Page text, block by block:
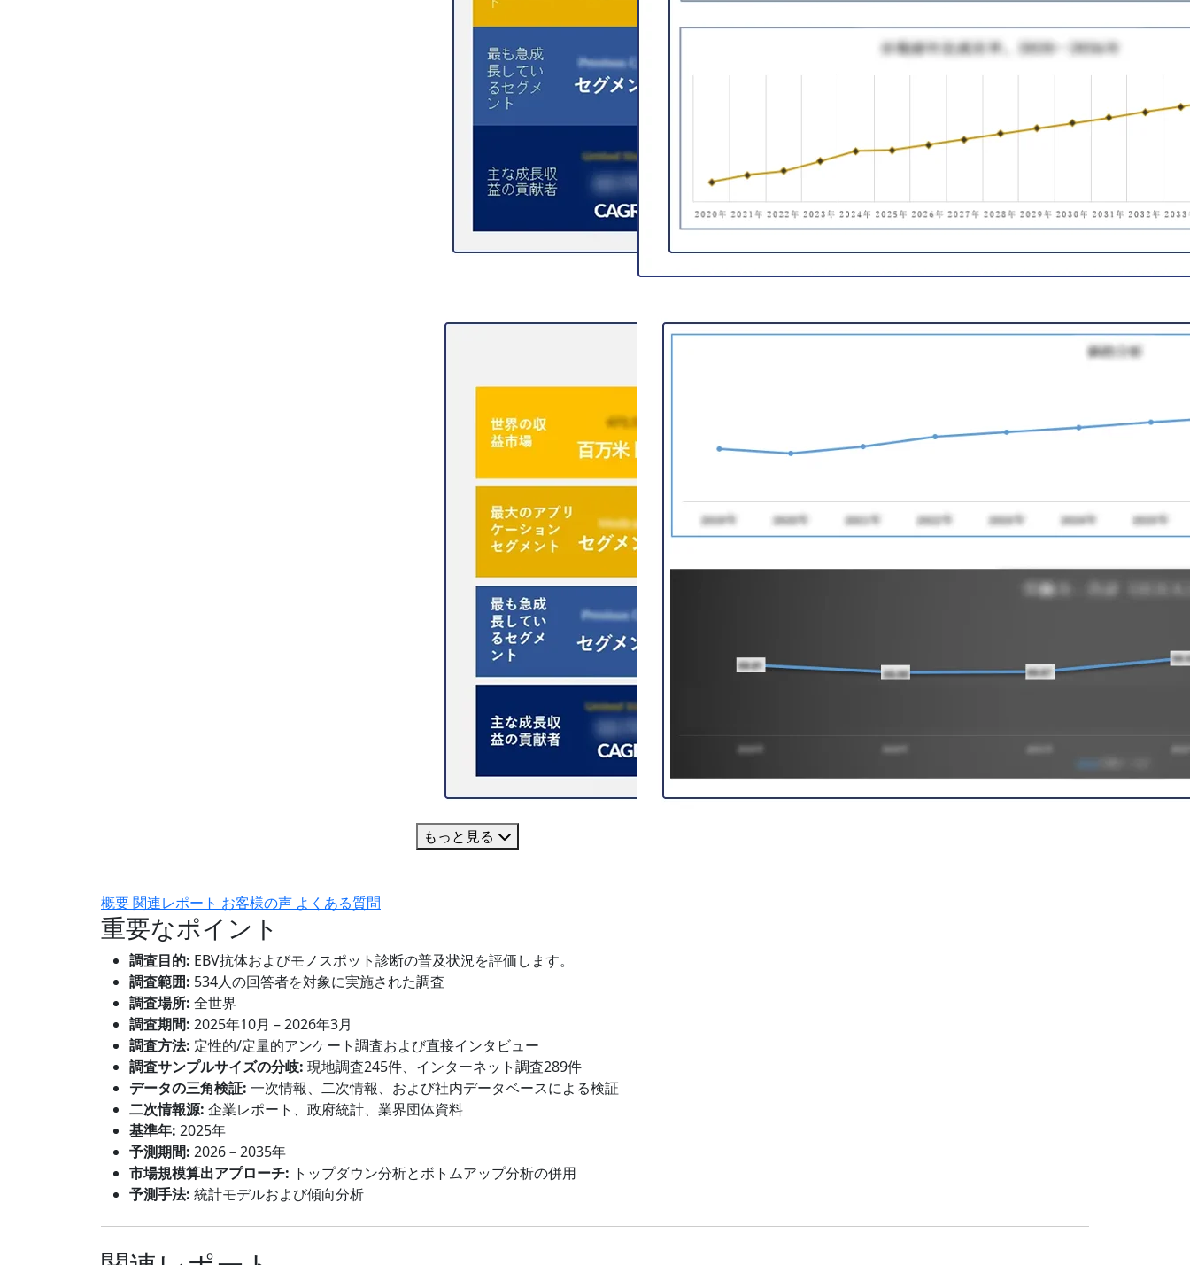
もっと見る
概要関連レポート お客様の声 よくある質問
重要なポイント
調査目的: EBV抗体およびモノスポット診断の普及状況を評価します。
調査範囲: 534人の回答者を対象に実施された調査
調査場所: 全世界
調査期間: 2025年10月 – 2026年3月
調査方法: 定性的/定量的アンケート調査および直接インタビュー
調査サンプルサイズの分岐: 現地調査245件、インターネット調査289件
データの三角検証: 一次情報、二次情報、および社内データベースによる検証
二次情報源: 企業レポート、政府統計、業界団体資料
基準年: 2025年
予測期間: 2026－2035年
市場規模算出アプローチ: トップダウン分析とボトムアップ分析の併用
予測手法: 統計モデルおよび傾向分析